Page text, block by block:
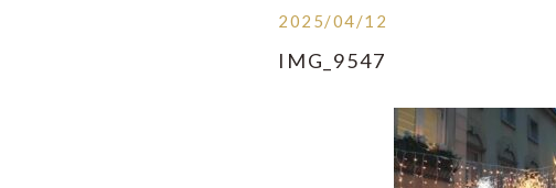
2025/04/12
IMG_9547